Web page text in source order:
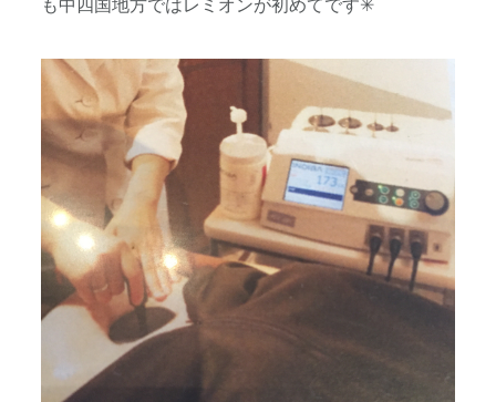
も中四国地方ではレミオンが初めてです✳︎